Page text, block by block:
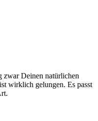
zwar Deinen natürlichen
wirklich gelungen. Es passt